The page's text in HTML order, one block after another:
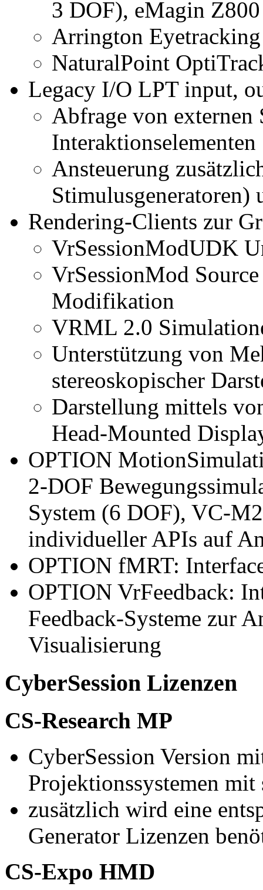
3 DOF), eMagin
Arrington Eyetracking
NaturalPoint
Legacy I/O LPT input,
Abfrage von externen
Interaktionselementen
Ansteuerung
Stimulusgeneratoren)
Rendering-Clients zur
VrSessionModUDK
VrSessionMod
Modifikation
VRML 2.0
Unterstützung von
stereoskopischer
Darstellung mittels
Head-Mounted
OPTION
2-DOF
System (6 DOF), VC-
individueller APIs auf
OPTION fMRT:
OPTION VrFeedback:
Feedback-Systeme zur
Visualisierung
CyberSession Lizenzen
CS-Research MP
CyberSession Version
Projektionssystemen
zusätzlich wird eine
Generator Lizenzen
CS-Expo HMD